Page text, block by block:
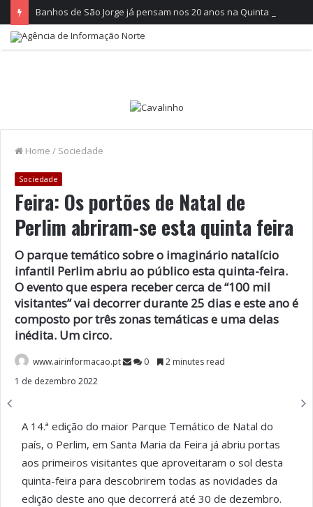
Home / Sociedade
Sociedade
Feira: Os portões de Natal de
Perlim abriram-se esta quinta feira
O parque temático sobre o imaginário natalício
infantil Perlim abriu ao público esta quinta-feira.
O evento que espera receber cerca de “100 mil
visitantes” vai decorrer durante 25 dias e este ano é
composto por três zonas temáticas e uma delas
inédita. Um circo.
www.airinformacao.pt 0
2 minutes read
1 de dezembro 2022
A 14.ª edição do maior Parque Temático de Natal do
país, o Perlim, em Santa Maria da Feira já abriu portas
aos primeiros visitantes que aproveitaram o sol desta
quinta-feira para descobrirem todas as novidades da
edição deste ano que decorrerá até 30 de dezembro.